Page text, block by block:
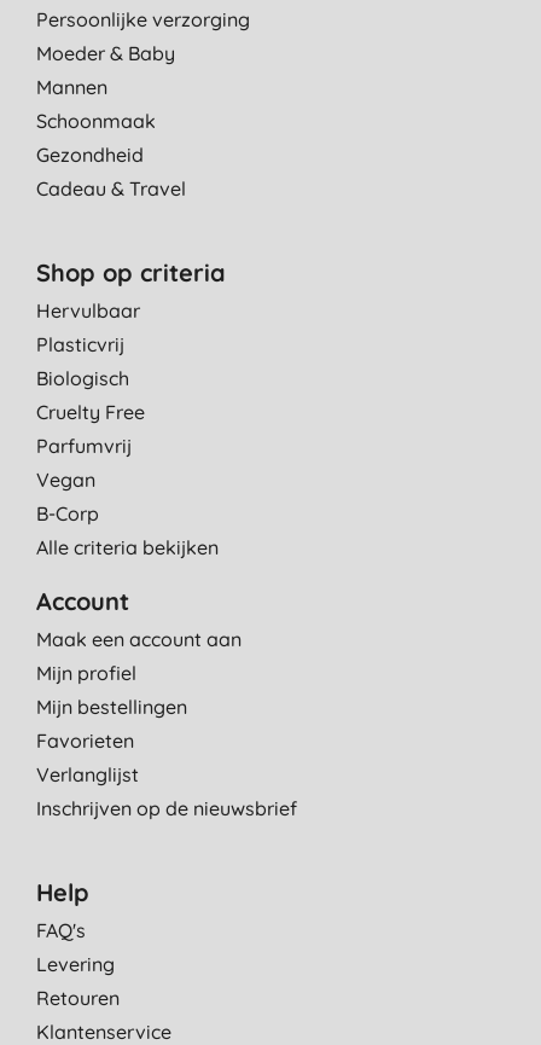
Persoonlijke verzorging
Moeder & Baby
Mannen
Schoonmaak
Gezondheid
Cadeau & Travel
Shop op criteria
Hervulbaar
Plasticvrij
Biologisch
Cruelty Free
Parfumvrij
Vegan
B-Corp
Alle criteria bekijken
Account
Maak een account aan
Mijn profiel
Mijn bestellingen
Favorieten
Verlanglijst
Inschrijven op de nieuwsbrief
Help
FAQ's
Levering
Retouren
Klantenservice